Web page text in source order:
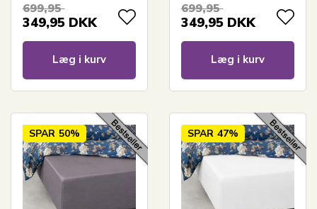
satin lagen
699,95
349,95 DKK
Læg i kurv
satin lagen
699,95
349,95 DKK
Læg i kurv
SPAR 50% SPAR 47%